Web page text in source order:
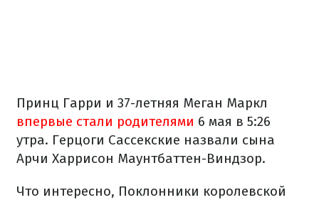
Принц Гарри и 37-летняя Меган Маркл
впервые стали родителями 6 мая в 5:26
утра. Герцоги Сассекские назвали сына
Арчи Харрисон Маунтбаттен-Виндзор.
Что интересно, Поклонники королевской